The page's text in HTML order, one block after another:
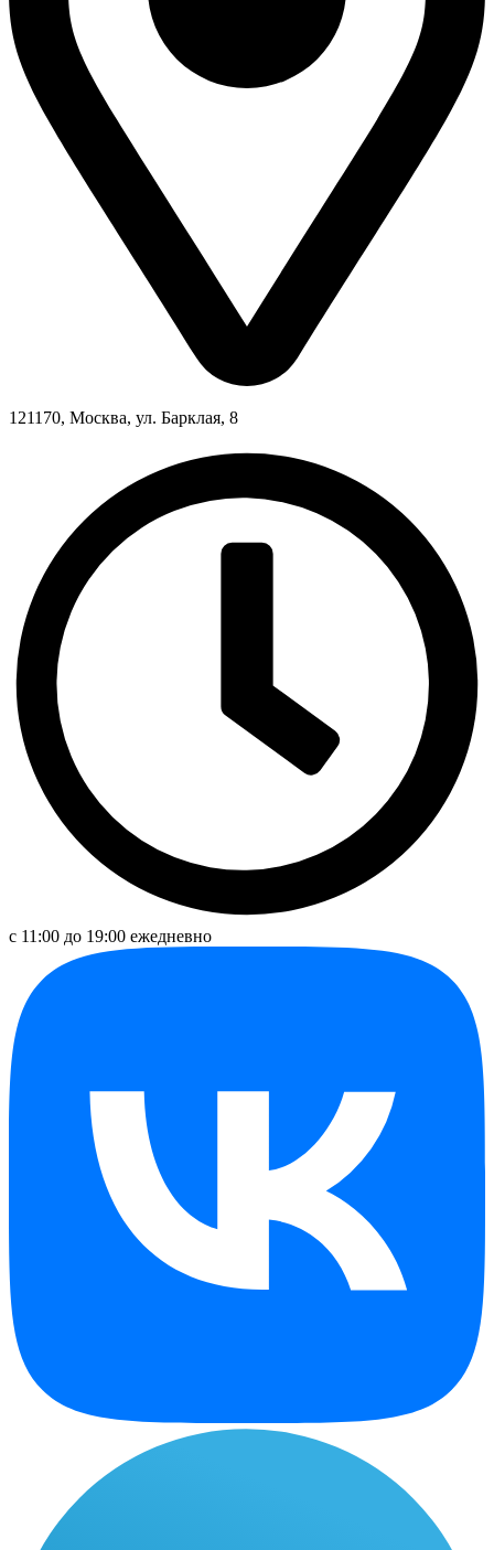
121170, Москва, ул. Барклая, 8
с 11:00 до 19:00 ежедневно